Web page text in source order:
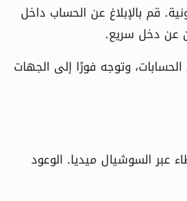
قم بالإبلاغ عن الحساب داخل
عن دخل سريع.
وتوجه فورًا إلى الجهات
عبر السوشيال ميديا. الوعود